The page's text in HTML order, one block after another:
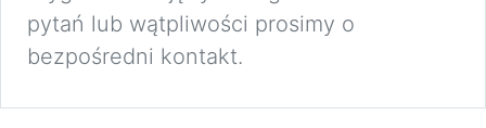
pytań lub wątpliwości prosimy o
bezpośredni kontakt.